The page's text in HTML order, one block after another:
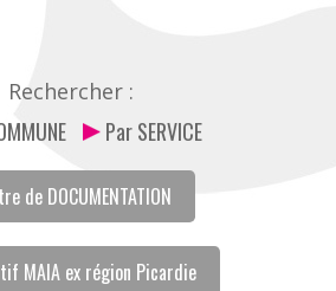
Rechercher :
Par SERVICE
de DOCUMENTATION
MAIA ex région Picardie